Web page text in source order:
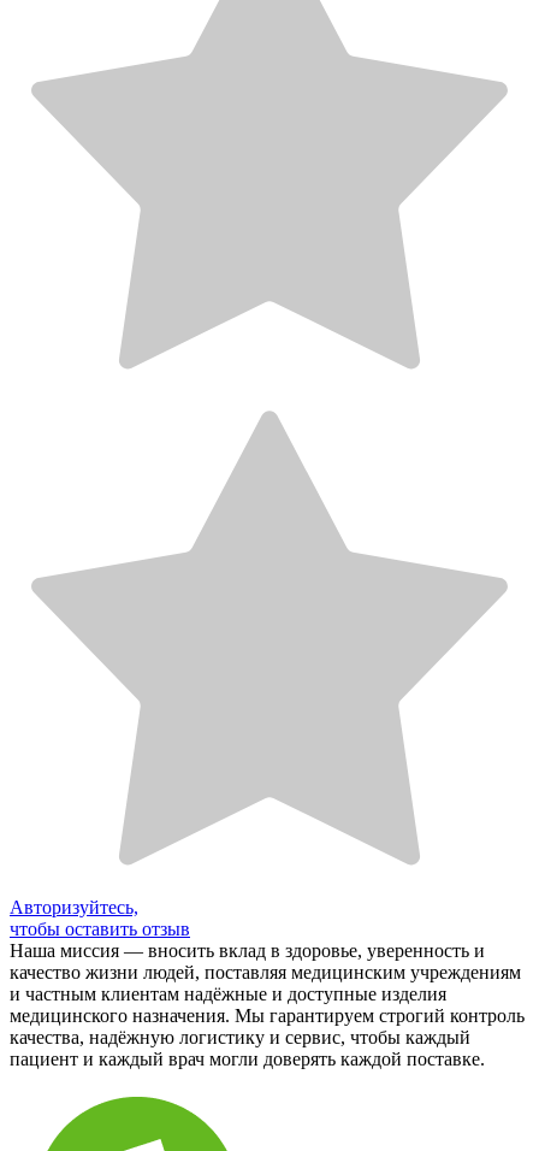
Авторизуйтесь,
чтобы оставить отзыв
Наша миссия — вносить вклад в здоровье, уверенность и
качество жизни людей, поставляя медицинским учреждениям
и частным клиентам надёжные и доступные изделия
медицинского назначения. Мы гарантируем строгий контроль
качества, надёжную логистику и сервис, чтобы каждый
пациент и каждый врач могли доверять каждой поставке.